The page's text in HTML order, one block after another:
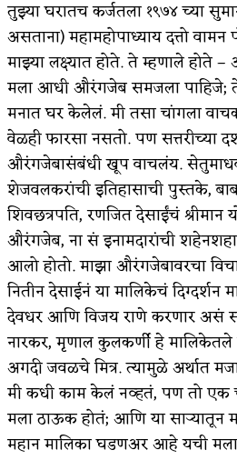
तुझ्या घरातच कर्जतला १९७४ च्या
असताना) महामहोपाध्याय दत्तो वामन
माझ्या लक्ष्यात होते. ते म्हणाले होते –
मला आधी औरंगजेब समजला पाहिजे;
मनात घर केलेलं. मी तसा चांगला
वेळही फारसा नसतो. पण सत्तरीच्या
औरंगजेबासंबंधी खूप वाचलंय.
शेजवलकरांची इतिहासाची पुस्तके,
शिवछत्रपति, रणजित देसाईंचं श्रीमान
औरंगजेब, ना सं इनामदारांची
आलो होतो. माझा औरंगजेबावरचा
नितीन देसाईनं या मालिकेचं दिग्दर्शन
देवधर आणि विजय राणे करणार असं
नारकर, मृणाल कुलकर्णी हे
अगदी जवळचे मित्र. त्यामुळे अर्थात
मी कधी काम केलं नव्हतं, पण तो एक
मला ठाऊक होतं; आणि या सार्‍यातून
महान मालिका घडणअर आहे यची